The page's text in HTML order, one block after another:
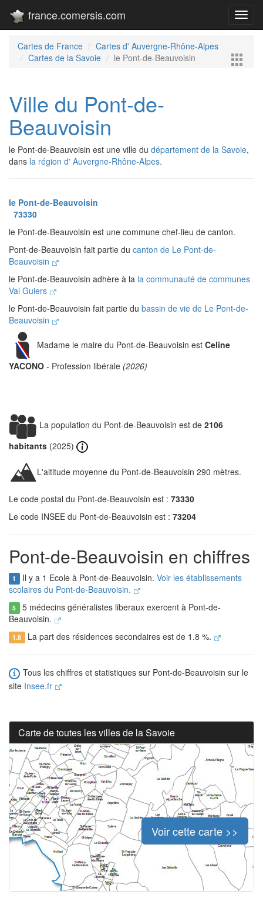
france.comersis.com
Cartes de France
Cartes d' Auvergne-Rhône-Alpes
Cartes de la Savoie
le Pont-de-Beauvoisin
Ville du Pont-de-
Beauvoisin
le Pont-de-Beauvoisin est une ville du département de la Savoie,
dans la région d' Auvergne-Rhône-Alpes.
le Pont-de-Beauvoisin
73330
le Pont-de-Beauvoisin est une commune chef-lieu de canton.
Pont-de-Beauvoisin fait partie du canton de Le Pont-de-
Beauvoisin
le Pont-de-Beauvoisin adhère à la la communauté de communes
Val Guiers
le Pont-de-Beauvoisin fait partie du bassin de vie de Le Pont-de-
Beauvoisin
Madame le maire du Pont-de-Beauvoisin est Celine
YACONO - Profession libérale (2026)
La population du Pont-de-Beauvoisin est de 2106
habitants (2025)
L'altitude moyenne du Pont-de-Beauvoisin 290 mètres.
Le code postal du Pont-de-Beauvoisin est : 73330
Le code INSEE du Pont-de-Beauvoisin est : 73204
Pont-de-Beauvoisin en chiffres
1 Il y a 1 Ecole à Pont-de-Beauvoisin. Voir les établissements
scolaires du Pont-de-Beauvoisin.
5 5 médecins généralistes liberaux exercent à Pont-de-
Beauvoisin.
1.8 La part des résidences secondaires est de 1.8 %.
Tous les chiffres et statistiques sur Pont-de-Beauvoisin sur le
site Insee.fr
Carte de toutes les villes de la Savoie
Voir cette carte >>